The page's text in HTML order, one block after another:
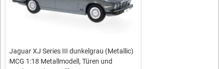
Jaguar XJ Series III dunkelgrau (Metallic)
MCG 1:18 Metallmodell, Türen und